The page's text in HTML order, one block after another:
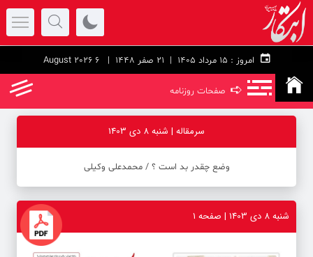
امروز : 21 صفر 1448 | 6 August 2026
➪ صفحات روزنامه
سرمقاله | شنبه 8 دی 1403
وضع چقدر بد است ؟ / محمدعلی وکیلی
شنبه 8 دی 1403 | صفحه ۱